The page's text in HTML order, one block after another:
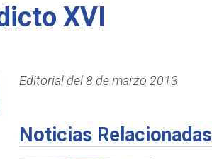
XVI
Editorial del 8 de marzo 2013
Noticias Relacionadas